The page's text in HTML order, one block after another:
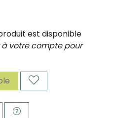
est disponible
votre compte pour